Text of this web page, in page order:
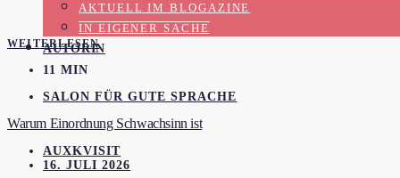
AKTUELL IM BLOGAZINE
IN EIGENER SACHE
AUTORIN
WEITERLESEN
11 MIN
SALON FÜR GUTE SPRACHE
Warum Einordnung Schwachsinn ist
AUXKVISIT
16. JULI 2026